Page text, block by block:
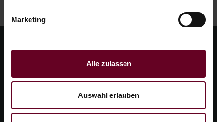
Marketing
Alle zulassen
Auswahl erlauben